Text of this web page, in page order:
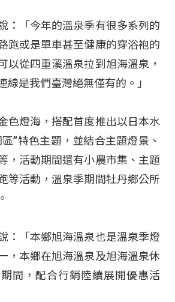
：「今年的溫泉季有很多系列的
跑或是單車甚至健康的穿浴袍的
以從四重溪溫泉拉到旭海溫泉，
線是我們臺灣絕無僅有的。」
色燈海，搭配首度推出以日本水
”特色主題，並結合主題燈景、
，活動期間還有小農市集、主題
等活動，溫泉季期間牡丹鄉公所
：「本鄉旭海溫泉也是溫泉季燈
，本鄉在旭海溫泉及旭海溫泉休
間，配合行銷陸續展開優惠活